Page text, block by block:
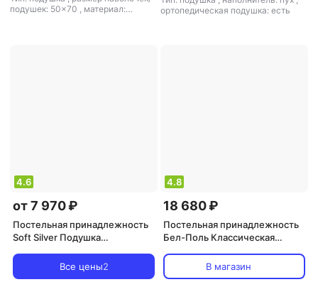
подушек: 50x70 , материал:
ортопедическая подушка: есть
4.6
от 7 970 ₽
Постельная принадлежность
Soft Silver Подушка
классическая подушка, 50х70
см
Все цены2
4.8
18 680 ₽
Постельная принадлежность
Бел-Поль Классическая
полупух 50х70
В магазин